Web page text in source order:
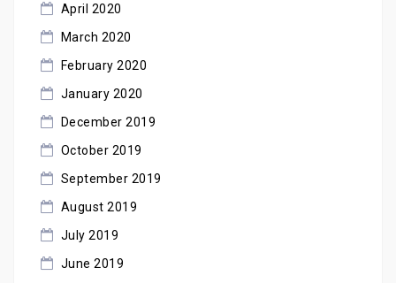
April 2020
March 2020
February 2020
January 2020
December 2019
October 2019
September 2019
August 2019
July 2019
June 2019